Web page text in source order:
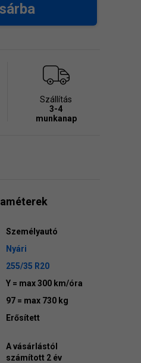
Szállítás
3-4
munkanap
Személyautó
Nyári
255/35 R20
Y = max 300 km/óra
97 = max 730 kg
Erősített
A vásárlástól
számított 2 év